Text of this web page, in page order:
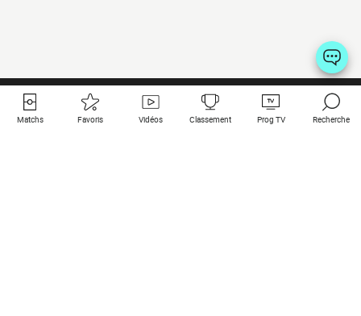
Matchs Favoris Vidéos Classement Prog TV Recherche